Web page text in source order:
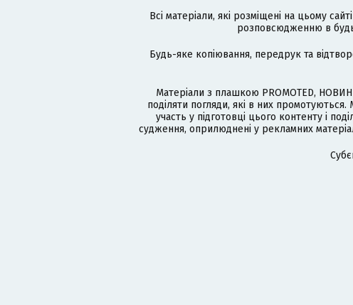
Всі матеріали, які розміщені на цьому
розповсюдженню в
Будь-яке копіювання, передрук та
Матеріали з плашкою PROMOTED,
поділяти погляди, які в них
участь у підготовці цього контенту і
судження, оприлюднені у рекламних